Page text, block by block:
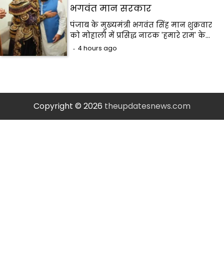
भगवंत मान सरकार
पंजाब के मुख्यमंत्री भगवंत सिंह मान शुक्रवार
को मोहाली में प्रसिद्ध नाटक 'हमारे राम' के…
4 hours ago
Copyright © 2026 theupdatesnews.com